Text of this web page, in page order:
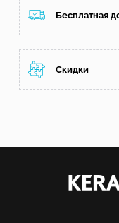
Бесплатная
Скидки